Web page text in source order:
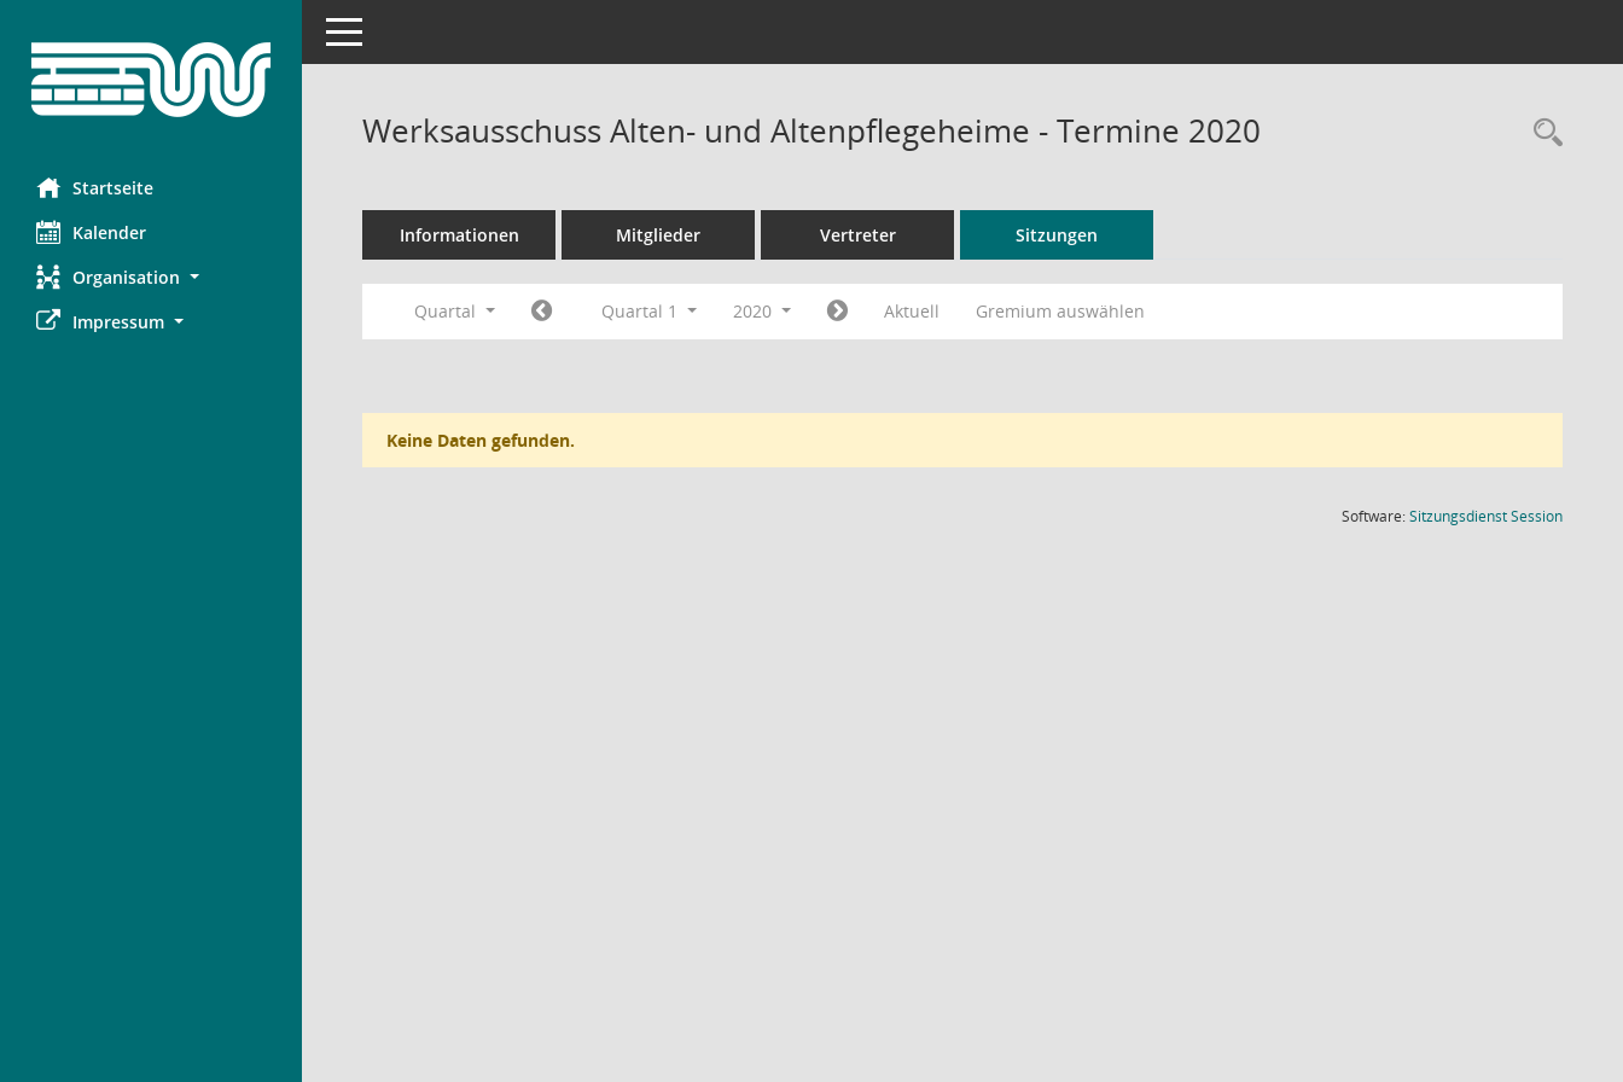
Startseite
Kalender
Organisation
Impressum
Toggle navigation
Werksausschuss Alten- und Altenpflegeheime - Termine 2020
Informationen Mitglieder Vertreter Sitzungen
Quartal Quartal 1 2020 Aktuell Gremium auswählen
Keine Daten gefunden.
Software:SitzungsdienstSession(Wird in